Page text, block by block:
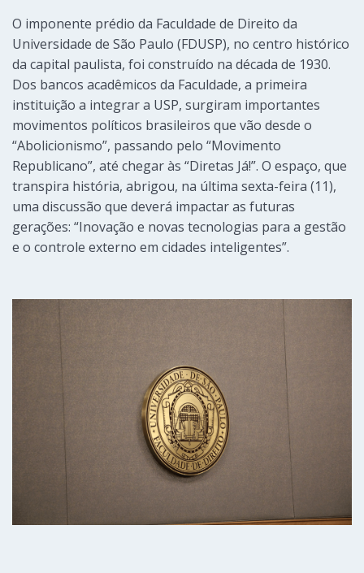
O imponente prédio da Faculdade de Direito da
Universidade de São Paulo (FDUSP), no centro histórico
da capital paulista, foi construído na década de 1930.
Dos bancos acadêmicos da Faculdade, a primeira
instituição a integrar a USP, surgiram importantes
movimentos políticos brasileiros que vão desde o
“Abolicionismo”, passando pelo “Movimento
Republicano”, até chegar às “Diretas Já!”. O espaço, que
transpira história, abrigou, na última sexta-feira (11),
uma discussão que deverá impactar as futuras
gerações: “Inovação e novas tecnologias para a gestão
e o controle externo em cidades inteligentes”.